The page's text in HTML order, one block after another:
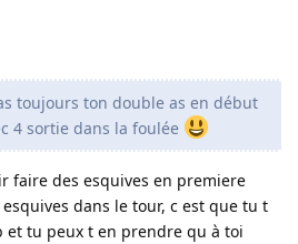
toujours ton double as en début
4 sortie dans la foulée
faire des esquives en premiere
dans le tour, c est que tu t
et tu peux t en prendre qu à toi